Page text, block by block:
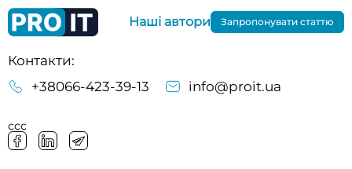
Контакти:
+38066-423-39-13
info@proit.ua
ссс
Наші автори Запропонувати статтю